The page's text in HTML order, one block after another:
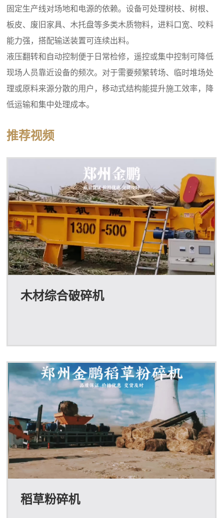
固定生产线对场地和电源的依赖。设备可处理树枝、树根、
板皮、废旧家具、木托盘等多类木质物料，进料口宽、咬料
能力强，搭配输送装置可连续出料。
液压翻转和自动控制便于日常检修，遥控或集中控制可降低
现场人员靠近设备的频次。对于需要频繁转场、临时堆场处
理或原料来源分散的用户，移动式结构能提升施工效率，降
低运输和集中处理成本。
推荐视频
木材综合破碎机
稻草粉碎机